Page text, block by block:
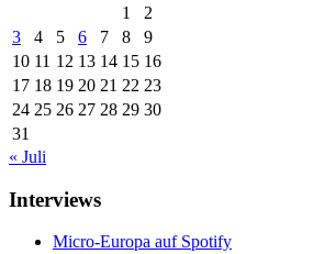
1
2
3
4 5 6 7 8
9
10 11 12 13 14 15 16
17 18 19 20 21 22 23
24 25 26 27 28 29 30
31
« Juli
Interviews
Micro-Europa auf Spotify